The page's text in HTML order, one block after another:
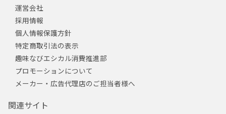
運営会社
採用情報
個人情報保護方針
特定商取引法の表示
趣味なびエシカル消費推進部
プロモーションについて
メーカー・広告代理店のご担当者様へ
関連サイト